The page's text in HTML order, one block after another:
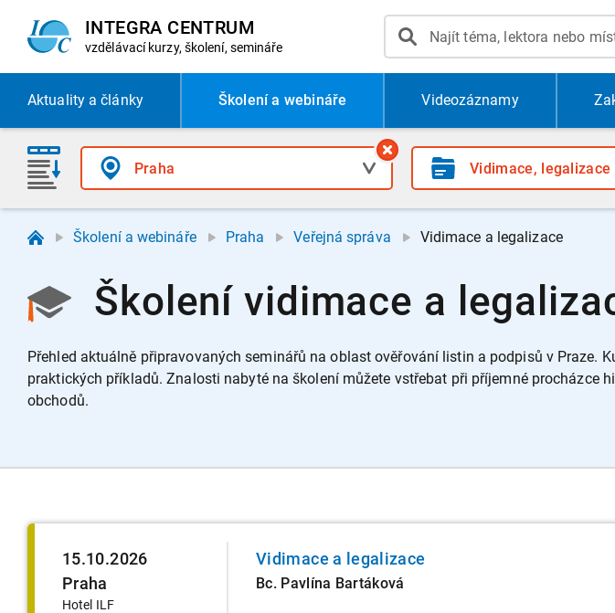
INTEGRA CENTRUM
vzdělávací kurzy, školení, semináře
Aktualitya články Školení a webináře Videozáznamy
Školení a webináře Praha Veřejná správa Vidimace a legalizace
Školení vidimace a
Přehled aktuálně připravovaných seminářů na oblast ověřování listin a podpisů v Praze.
praktických příkladů. Znalosti nabyté na školení můžete vstřebat při příjemné procházce
obchodů.
15.10.2026
Praha
Hotel ILF
Vidimace a legalizace
Bc. Pavlína Bartáková